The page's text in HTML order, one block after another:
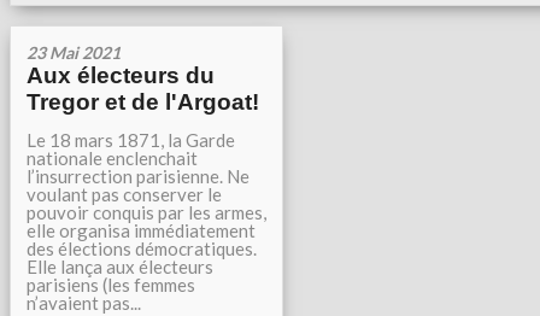
23 Mai 2021
Aux électeurs du
Tregor et de l'Argoat!
Le 18 mars 1871, la Garde
nationale enclenchait
l’insurrection parisienne. Ne
voulant pas conserver le
pouvoir conquis par les armes,
elle organisa immédiatement
des élections démocratiques.
Elle lança aux électeurs
parisiens (les femmes
n’avaient pas...